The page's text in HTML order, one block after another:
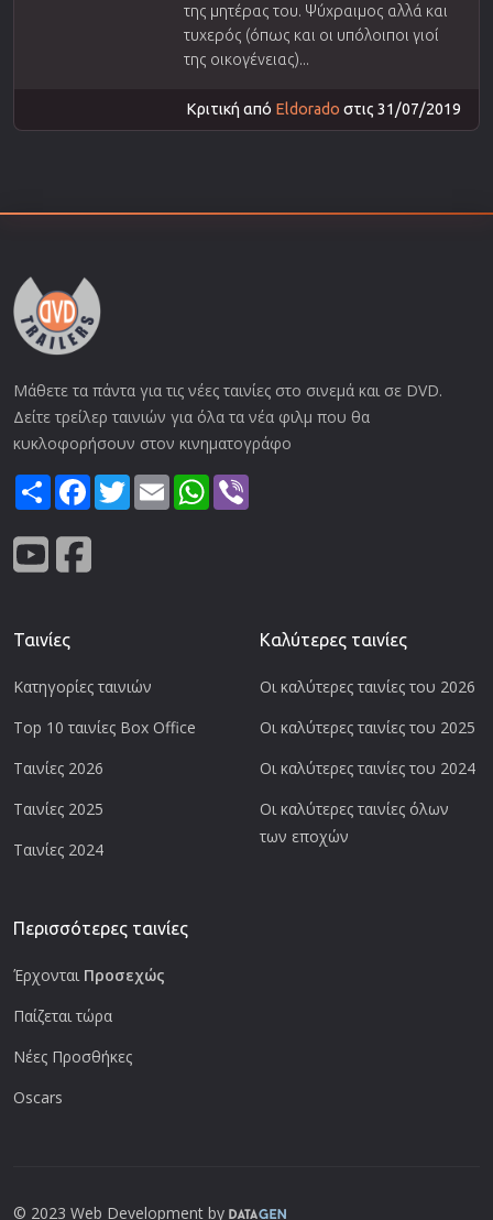
της μητέρας του. Ψύχραιμος αλλά και
τυχερός (όπως και οι υπόλοιποι γιοί
της οικογένειας)...
Κριτική από Eldorado στις 31/07/2019
Μάθετε τα πάντα για τις νέες ταινίες στο σινεμά και σε DVD.
Δείτε τρείλερ ταινιών για όλα τα νέα φιλμ που θα
κυκλοφορήσουν στον κινηματογράφο
ShareFacebook
TwitterEmail WhatsApp
Ταινίες
Κατηγορίες ταινιών
Top 10 ταινίες Box Office
Ταινίες 2026
Ταινίες 2025
Ταινίες 2024
Καλύτερες ταινίες
Οι καλύτερες ταινίες του 2026
Οι καλύτερες ταινίες του 2025
Οι καλύτερες ταινίες του 2024
Οι καλύτερες ταινίες όλων
των εποχών
Περισσότερες ταινίες
Έρχονται Προσεχώς
Παίζεται τώρα
Νέες Προσθήκες
Oscars
© 2023 Web Development by